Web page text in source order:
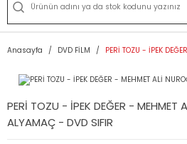
Anasayfa DVD FİLM PERİ TOZU - İPEK
PERİ TOZU - İPEK DEĞER - MEHMET
ALYAMAÇ - DVD SIFIR